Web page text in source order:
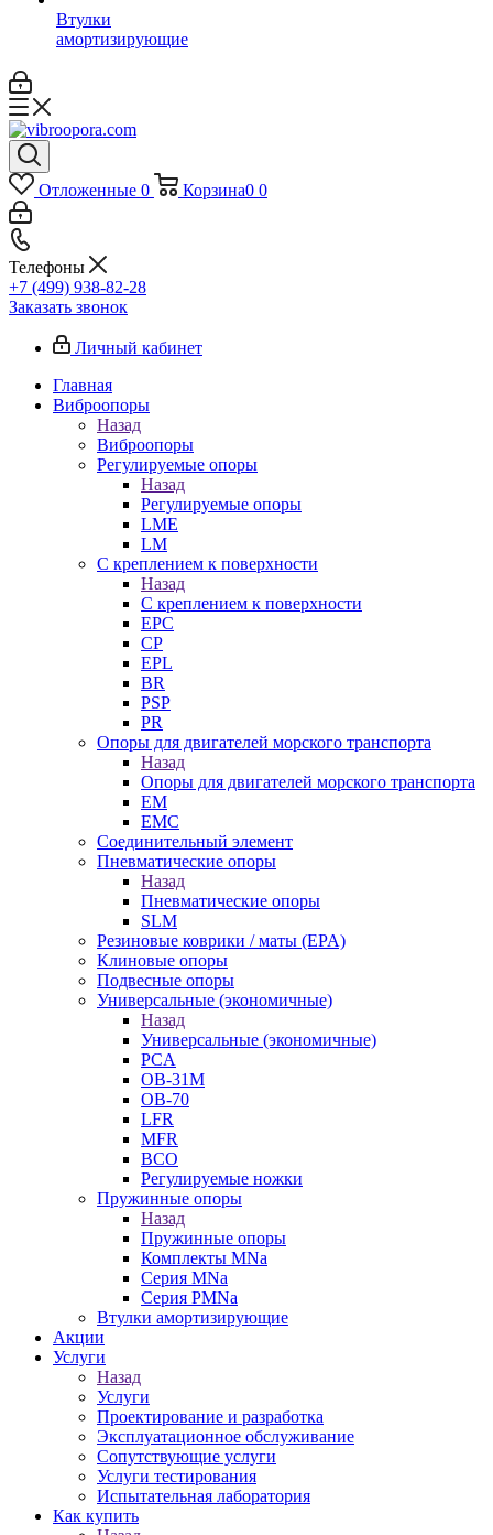
Втулки
амортизирующие
Отложенные 0 Корзина0 0
Телефоны
+7 (499) 938-82-28
Заказать звонок
Личный кабинет
Главная
Виброопоры
Назад
Виброопоры
Регулируемые опоры
Назад
Регулируемые опоры
LME
LM
С креплением к поверхности
Назад
С креплением к поверхности
EPC
CP
EPL
BR
PSP
PR
Опоры для двигателей морского транспорта
Назад
Опоры для двигателей морского транспорта
EM
EMC
Cоединительный элемент
Пневматические опоры
Назад
Пневматические опоры
SLM
Резиновые коврики / маты (EPA)
Клиновые опоры
Подвесные опоры
Универсальные (экономичные)
Назад
Универсальные (экономичные)
PCA
ОВ-31М
OB-70
LFR
MFR
ВСО
Регулируемые ножки
Пружинные опоры
Назад
Пружинные опоры
Комплекты MNa
Серия MNa
Серия PMNa
Втулки амортизирующие
Акции
Услуги
Назад
Услуги
Проектирование и разработка
Эксплуатационное обслуживание
Сопутствующие услуги
Услуги тестирования
Испытательная лаборатория
Как купить